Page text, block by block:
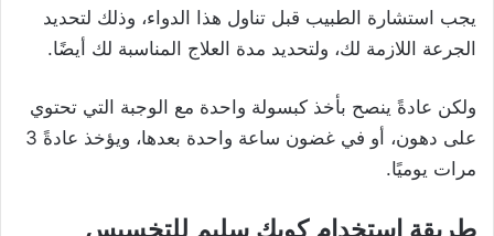
يجب استشارة الطبيب قبل تناول هذا الدواء، وذلك لتحديد
الجرعة اللازمة لك، ولتحديد مدة العلاج المناسبة لك أيضًا.
ولكن عادةً ينصح بأخذ كبسولة واحدة مع الوجبة التي تحتوي
على دهون، أو في غضون ساعة واحدة بعدها، ويؤخذ عادةً 3
مرات يوميًا.
طريقة استخدام كويك سليم للتخسيس